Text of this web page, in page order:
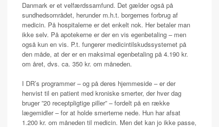
Danmark er et velfærdssamfund. Det gælder også på
sundhedsområdet, herunder m.h.t. borgernes forbrug af
medicin. På hospitalerne er det enkelt nok. Her betaler man
ikke selv. På apotekerne er der en vis egenbetaling – men
også kun en vis. P.t. fungerer medicintilskudssystemet på
den måde, at der er en maksimal egenbetaling på 4.190 kr.
om året, dvs. ca. 350 kr. om måneden.
I DR’s programmer – og på deres hjemmeside – er der
henvist til en patient med kroniske smerter, der hver dag
bruger ”20 receptpligtige piller” – fordelt på en række
lægemidler – for at holde smerterne nede. Hun har afsat
1.200 kr. om måneden til medicin. Men det kan jo ikke passe,